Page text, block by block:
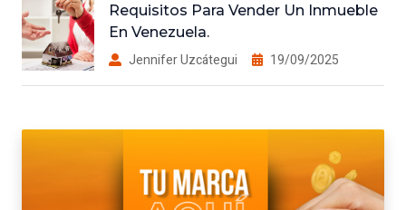
Requisitos Para Vender Un Inmueble
En Venezuela.
Jennifer Uzcátegui 19/09/2025